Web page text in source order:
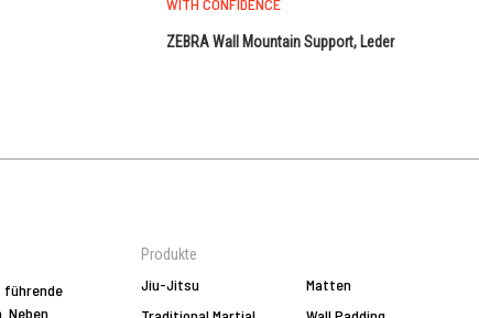
ZEBRA Wall Mountain Support, Leder
führende
Neben
Produkte
Jiu-Jitsu
Matten